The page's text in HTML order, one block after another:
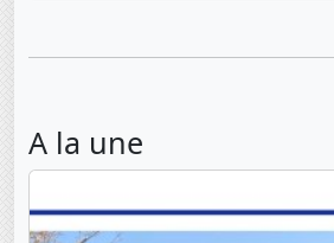
A la une